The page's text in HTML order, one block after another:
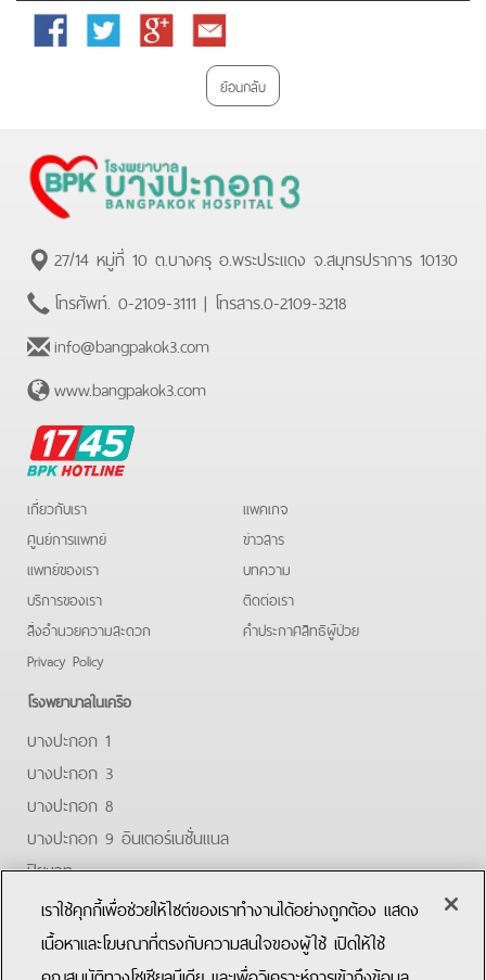
Facebook Twitter
Google
Email
ย้อนกลับ
27/14 หมู่ที่ 10 ต.บางครุ อ.พระประแดง จ.สมุทรปราการ 10130
โทรศัพท์. 0-2109-3111 | โทรสาร.0-2109-3218
info@bangpakok3.com
www.bangpakok3.com
BPK
Hotline
เกี่ยวกับเรา
ศูนย์การแพทย์
แพทย์ของเรา
บริการของเรา
สิ่งอำนวยความสะดวก
Privacy Policy
แพคเกจ
ข่าวสาร
บทความ
ติดต่อเรา
คําประกาศสิทธิผู้ป่วย
โรงพยาบาลในเครือ
บางปะกอก 1
บางปะกอก 3
บางปะกอก 8
บางปะกอก 9 อินเตอร์เนชั่นแนล
ปิยะเวท
บางปะกอก-รังสิต 2
บางปะกอกสมุทรปราการ
เราใช้คุกกี้เพื่อช่วยให้ไซต์ของเราทำงานได้อย่างถูกต้อง แสดง
เนื้อหาและโฆษณาที่ตรงกับความสนใจของผู้ใช้ เปิดให้ใช้